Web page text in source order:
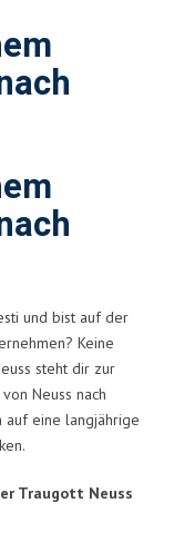
und bist auf der
Keine
steht dir zur
Neuss nach
eine langjährige
Traugott Neuss